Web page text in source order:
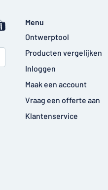
Menu
Ontwerptool
Producten vergelijken
Inloggen
Maak een account
Vraag een offerte aan
Klantenservice